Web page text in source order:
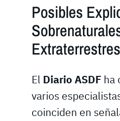
Posibles
Extraterrestres
El Diario ASDF ha
varios
coinciden en